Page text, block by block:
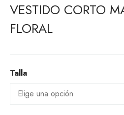
VESTIDO CORTO
FLORAL
Talla